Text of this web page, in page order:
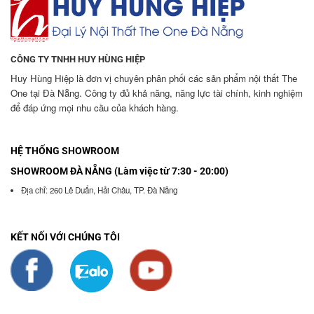
CÔNG TY TNHH HUY HÙNG HIỆP
Huy Hùng Hiệp là đơn vị chuyên phân phối các sản phẩm nội thất The
One tại Đà Nẵng. Công ty đủ khả năng, năng lực tài chính, kinh nghiệm
để đáp ứng mọi nhu cầu của khách hàng.
HỆ THỐNG SHOWROOM
SHOWROOM ĐÀ NẴNG (Làm việc từ 7:30 - 20:00)
Địa chỉ: 260 Lê Duẩn, Hải Châu, TP. Đà Nẵng
KẾT NỐI VỚI CHÚNG TÔI